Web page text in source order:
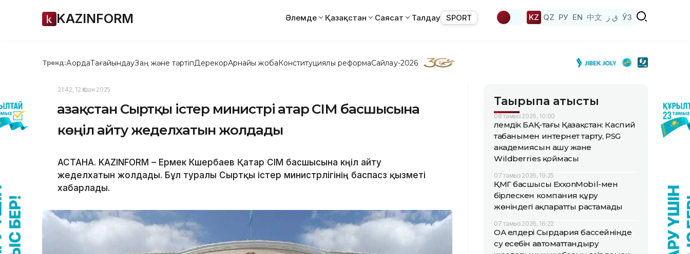
KAZINFORM Әлемде Қазақстан Саясат Талдау SPORT KZ QZ РУ EN 中文 ق ز ЎЗ
Тренд:АқордаТағайындауЗаң және тәртіпДерекқорАрнайы жобаКонституциялық реформаСайлау-2026
21:42, 12 Қазан 2025
​Қазақстан Сыртқы істер министрі Қатар СІМ басшысына
көңіл айту жеделхатын жолдады
АСТАНА. KAZINFORM – Ермек Көшербаев Қатар СІМ басшысына көңіл айту
жеделхатын жолдады. Бұл туралы Сыртқы істер министрлігінің баспасөз қызметі
хабарлады.
Тақырыпқа қатысты
08 тамыз 2026, 10:00
Әлемдік БАҚ-тағы Қазақстан: Каспий
табанымен интернет тарту, PSG
академиясын ашу және
Wildberries қоймасы
07 тамыз 2026, 19:25
ҚМГ басшысы ExxonMobil-мен
бірлескен компания құру
жөніндегі ақпаратты растамады
07 тамыз 2026, 16:22
ОА елдері Сырдария бассейнінде
су есебін автоматтандыру